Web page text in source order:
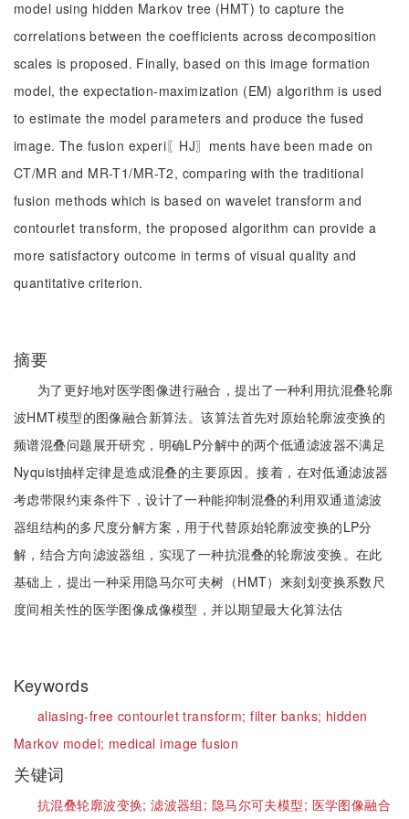
model using hidden Markov tree (HMT) to capture the
correlations between the coefficients across decomposition
scales is proposed. Finally, based on this image formation
model, the expectation-maximization (EM) algorithm is used
to estimate the model parameters and produce the fused
image. The fusion experi〖HJ〗ments have been made on
CT/MR and MR-T1/MR-T2, comparing with the traditional
fusion methods which is based on wavelet transform and
contourlet transform, the proposed algorithm can provide a
more satisfactory outcome in terms of visual quality and
quantitative criterion.
摘要
为了更好地对医学图像进行融合，提出了一种利用抗混叠轮廓
波HMT模型的图像融合新算法。该算法首先对原始轮廓波变换的
频谱混叠问题展开研究，明确LP分解中的两个低通滤波器不满足
Nyquist抽样定律是造成混叠的主要原因。接着，在对低通滤波器
考虑带限约束条件下，设计了一种能抑制混叠的利用双通道滤波
器组结构的多尺度分解方案，用于代替原始轮廓波变换的LP分
解，结合方向滤波器组，实现了一种抗混叠的轮廓波变换。在此
基础上，提出一种采用隐马尔可夫树（HMT）来刻划变换系数尺
度间相关性的医学图像成像模型，并以期望最大化算法估
Keywords
aliasing-free contourlet transform;filter banks; hidden
Markov model; medical image fusion
关键词
抗混叠轮廓波变换;滤波器组; 隐马尔可夫模型; 医学图像融合